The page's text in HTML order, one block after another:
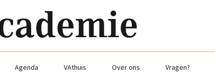
Agenda VAthuis Over ons Vragen?